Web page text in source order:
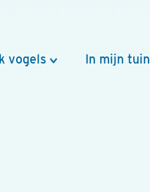
vogels In mijn tuin